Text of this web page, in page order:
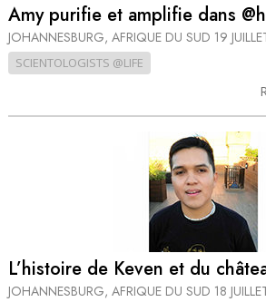
Amy purifie et amplifie dans
JOHANNESBURG, AFRIQUE DU SUD 19
SCIENTOLOGISTS @LIFE
L’histoire de Keven et du
JOHANNESBURG, AFRIQUE DU SUD 18